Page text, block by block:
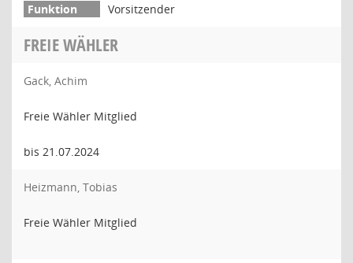
Vorsitzender
FREIE WÄHLER
Gack, Achim
Freie Wähler Mitglied
bis 21.07.2024
Heizmann, Tobias
Freie Wähler Mitglied